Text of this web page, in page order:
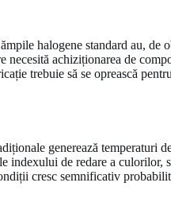
halogene standard au, de
achiziționarea de
trebuie să se oprească
generează temperaturi
indexului de redare a
cresc semnificativ